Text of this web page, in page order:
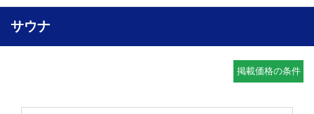
サウナ
掲載価格の条件